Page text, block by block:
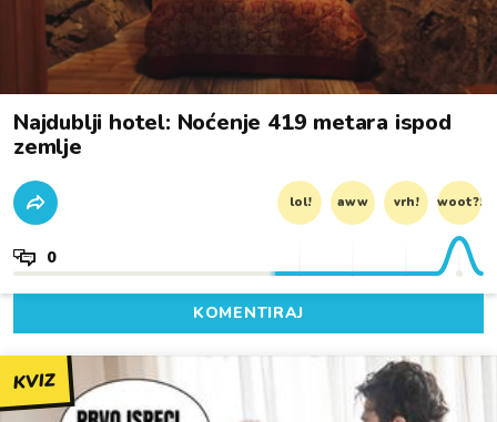
Najdublji hotel: Noćenje 419 metara ispod
zemlje
lol! aww vrh! woot?!
0
KOMENTIRAJ
KVIZ